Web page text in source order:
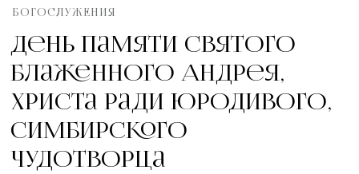
БОГОСЛУЖЕНИЯ
День памяти святого
блаженного Андрея,
Христа ради юродивого,
Симбирского
чудотворца